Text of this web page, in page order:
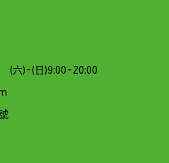
(六)-(日)9:00-20:00